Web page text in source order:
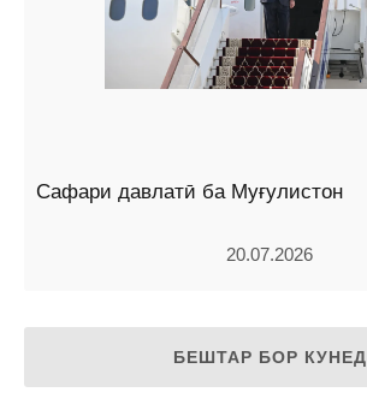
Сафари давлатӣ ба Муғулистон
20.07.2026
БЕШТАР БОР КУНЕД